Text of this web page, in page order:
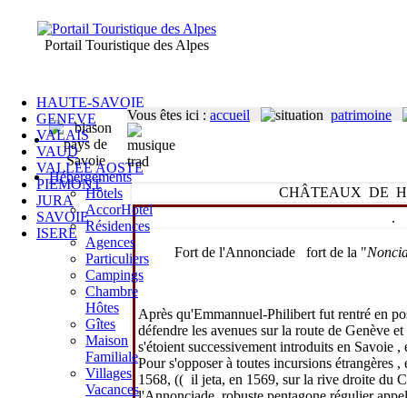
Hébergements
Hôtels
AccorHotel
Résidences
Agences
Particuliers
Campings
Chambre
Hôtes
Gîtes
Maison
Familiale
Villages
Vacances
HAUTE-SAVOIE
GENEVE
VALAIS
VAUD
VALLEE AOSTE
PIEMONT
JURA
SAVOIE
ISERE
Portail Touristique des Alpes
CHÂTEAUX DE
.
Fort de l'Annonciade fort de la "
Après qu'Emmannuel-Philibert fut rentré en
défendre les avenues sur la route de Genève
s'étoient successivement introduits en Savoie
Pour s'opposer à toutes incursions étrangères
1568, (( il jeta, en 1569, sur la rive droite du
Vous êtes ici : accueil patrimoine